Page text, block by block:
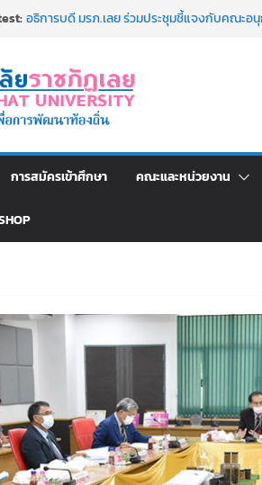
อธิการบดี มรภ.เลย ร่วมประชุมชี้แจงกับคณะอนุ
โดยวิธีเฉพาะเจาะจง
ม.ราชภัฏเลย จัดกิจกรรมจิตอาสาบำเพ็ญสาธา
สาธารณกุศล 69
รายชื่อผู้ผ่านการสอบแข่งขันเพื่อเป็นลูกจ้างชั่วค
ม.ราชภัฏเลย จัดมหกรรมวิชาการ เปิดบ้าน LRU
มัธยมปลายค้นหาสาขาวิชาในฝัน สู่อนาคตที่ใช่
การสมัครเข้าศึกษา คณะและหน่วยงาน